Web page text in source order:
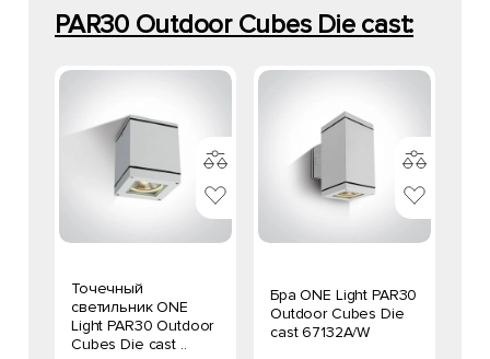
PAR30 Outdoor Cubes Die cast:
Точечный
светильник ONE
Light PAR30 Outdoor
Cubes Die cast ..
Бра ONE Light PAR30
Outdoor Cubes Die
cast 67132A/W